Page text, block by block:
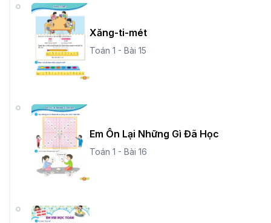
Xăng-ti-mét
Toán 1 - Bài 15
Em Ôn Lại Những Gì Đã Học
Toán 1 - Bài 16